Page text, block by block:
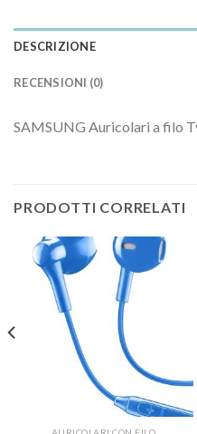
DESCRIZIONE
RECENSIONI (0)
SAMSUNG Auricolari a filo
PRODOTTI CORRELATI
AURICOLARI CON FILO